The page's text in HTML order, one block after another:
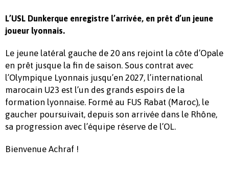
L’USL Dunkerque enregistre l’arrivée, en prêt d’un jeune
joueur lyonnais.
Le jeune latéral gauche de 20 ans rejoint la côte d’Opale
en prêt jusque la fin de saison. Sous contrat avec
l’Olympique Lyonnais jusqu’en 2027, l’international
marocain U23 est l’un des grands espoirs de la
formation lyonnaise. Formé au FUS Rabat (Maroc), le
gaucher poursuivait, depuis son arrivée dans le Rhône,
sa progression avec l’équipe réserve de l’OL.
Bienvenue Achraf !